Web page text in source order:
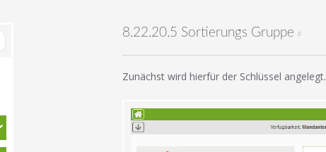
8.22.20.5 Sortierungs Gruppe #
Zunächst wird hierfür der Schlüssel angelegt.